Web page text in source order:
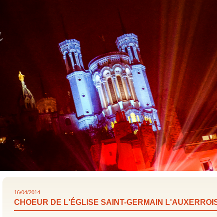
16/04/2014
CHOEUR DE L'ÉGLISE SAINT-GERMAIN